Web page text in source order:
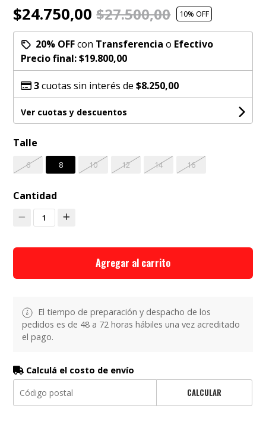
$24.750,00$27.500,00 10% OFF
20% OFFcon Transferencia o Efectivo
Precio final:$19.800,00
3cuotas sin interés de$8.250,00
Ver cuotas y descuentos
Talle
6 8 10 12 14 16
Cantidad
1
Agregar al carrito
El tiempo de preparación y despacho de los
pedidos es de 48 a 72 horas hábiles una vez acreditado
el pago.
Calculá el costo de envío
CALCULAR